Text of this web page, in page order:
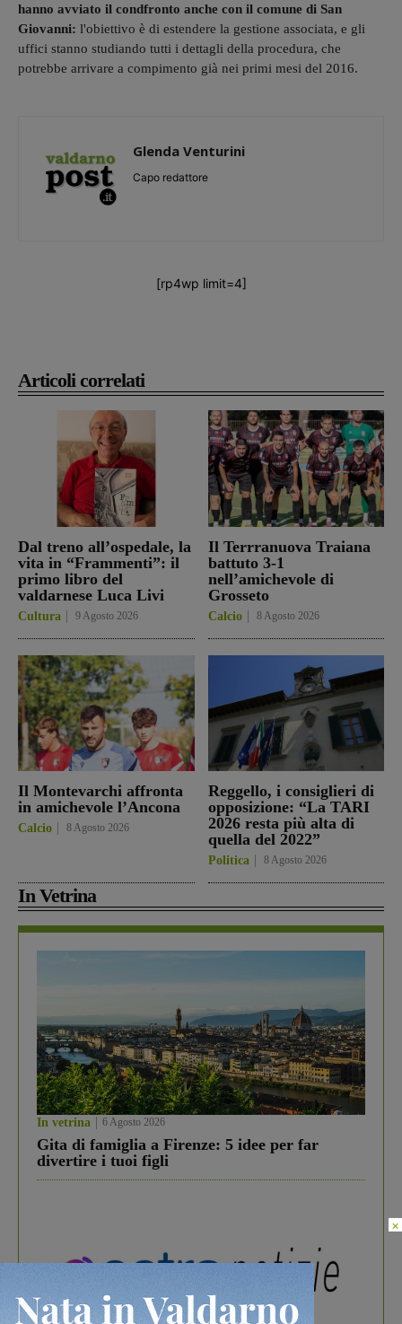
Articoli correlati
Dal treno all’ospedale, la
vita in “Frammenti”: il
primo libro del
valdarnese Luca Livi
Cultura 9 Agosto 2026
Il Terrranuova Traiana
battuto 3-1
nell’amichevole di
Grosseto
Calcio 8 Agosto 2026
Il Montevarchi affronta
in amichevole l’Ancona
Calcio 8 Agosto 2026
Reggello, i consiglieri di
opposizione: “La TARI
2026 resta più alta di
quella del 2022”
Politica 8 Agosto 2026
In Vetrina
In vetrina 6 Agosto 2026
Gita di famiglia a Firenze: 5 idee per far
divertire i tuoi figli
hanno avviato il condfronto anche con il comune di San
Giovanni: l'obiettivo è di estendere la gestione associata, e gli
uffici stanno studiando tutti i dettagli della procedura, che
potrebbe arrivare a compimento già nei primi mesi del 2016.
Glenda Venturini
Capo redattore
[rp4wp limit=4]
×